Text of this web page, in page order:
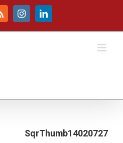
LinkedIn
SqrThumb14020727